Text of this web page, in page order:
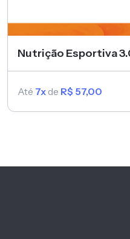
Nutrição Esportiva
Até 7x de R$ 57,00